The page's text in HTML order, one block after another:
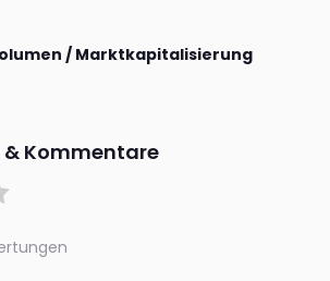
/ Marktkapitalisierung
Kommentare